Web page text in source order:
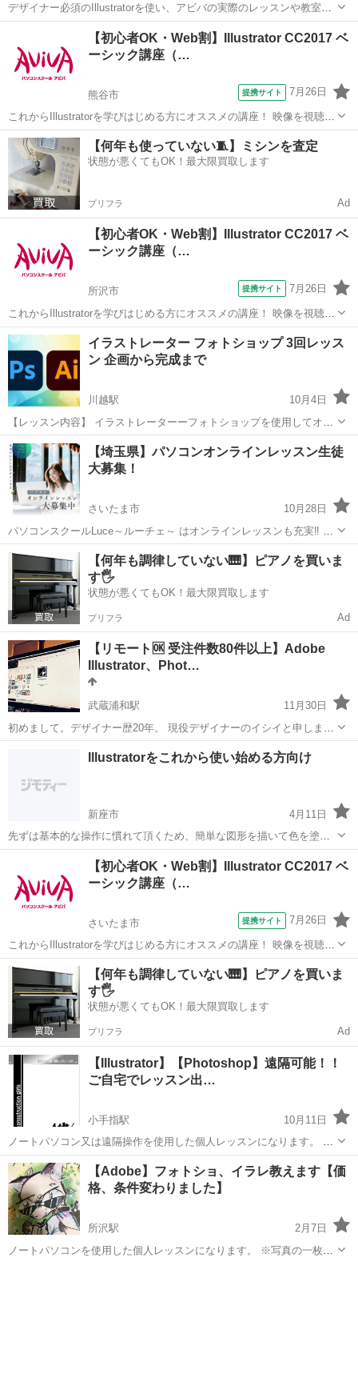
デザイナー必須のIllustratorを使い、アビバの実際のレッスンや教室の
雰囲気を無料で体験♪ ペンツール（ベジェ曲線）でのイラスト作成か
ら、Illustratorだからできるタイトルデコレーション術など、あなたに
合ったメ...
Illustrator
【初心者OK・Web割】Illustrator CC2017 ベ
ーシック講座（…
熊谷市 提携サイト 7月26日
これからIllustratorを学びはじめる方にオススメの講座！ 映像を視聴し
ながら操作を行い、操作の基本からIllustratorの醍醐味である図形やイ
ラストの描画、レイアウトの際に必用なスキルを学習していきます。
実際...
埼玉 熊谷市 Illustrator
【何年も使っていない🧵】ミシンを査定
状態が悪くてもOK！最大限買取します
プリフラ Ad
【初心者OK・Web割】Illustrator CC2017 ベ
ーシック講座（…
所沢市 提携サイト 7月26日
これからIllustratorを学びはじめる方にオススメの講座！ 映像を視聴し
ながら操作を行い、操作の基本からIllustratorの醍醐味である図形やイ
ラストの描画、レイアウトの際に必用なスキルを学習していきます。
実際...
埼玉 所沢市 Illustrator
イラストレーター フォトショップ 3回レッス
ン 企画から完成まで
川越駅
10月4日
【レッスン内容】 イラストレーターーフォトショップを使用してオリ
ジナルのデザインを教えます。1-3人での少人数制の3回レッスン開催
する内容となります。 操作から成果物の作成まで手とり足取り教えま
す。 ※ネットレッスンや大人数...
埼玉 川越市 川越駅 Illustrator レッスン
【埼玉県】パソコンオンラインレッスン生徒
大募集！
さいたま市
10月28日
パソコンスクールLuce～ルーチェ～ はオンラインレッスンも充実‼︎ ・
WEBデザイン ・WEBサイト制作 ・３Dグラフィック ・CAD その他オ
ンラインレッスン取り扱っております。 学ばれたい、身につけ...
埼玉 さいたま市 Illustrator オンライン
【何年も調律していない🎹】ピアノを買いま
す🖐️
状態が悪くてもOK！最大限買取します
プリフラ Ad
【リモート🆗 受注件数80件以上】Adobe
Illustrator、Phot…
武蔵浦和駅
11月30日
初めまして。デザイナー歴20年。 現役デザイナーのイシイと申しま
す。 WEB制作や動画制作など、だいぶ一般的な趣味や仕事になってき
ました。 有料でセミナーや教室も多く開かれ、通う人も多いかと思い
武蔵浦和駅 Illustrator
Illustratorをこれから使い始める方向け
新座市
4月11日
先ずは基本的な操作に慣れて頂くため、簡単な図形を描いて色を塗る
ところから始めます。Illustrator
【初心者OK・Web割】Illustrator CC2017 ベ
ーシック講座（…
さいたま市 提携サイト 7月26日
これからIllustratorを学びはじめる方にオススメの講座！ 映像を視聴し
ながら操作を行い、操作の基本からIllustratorの醍醐味である図形やイ
ラストの描画、レイアウトの際に必用なスキルを学習していきます。
実際...
埼玉 さいたま市 Illustrator
【何年も調律していない🎹】ピアノを買いま
す🖐️
状態が悪くてもOK！最大限買取します
プリフラ Ad
【Illustrator】【Photoshop】遠隔可能！！
ご自宅でレッスン出…
小手指駅
10月11日
ノートパソコン又は遠隔操作を使用した個人レッスンになります。 興
味のある方は是非お問い合わせ下さい。 やりたい事を絞って受講いた
だきますとだいたい皆さま1日で自習したいと言って下さいます。 ま
ねきやでは以下の指導を致して...
埼玉 所沢市 小手指駅 Illustrator
【Adobe】フォトショ、イラレ教えます【価
格、条件変わりました】
所沢駅
2月7日
ノートパソコンを使用した個人レッスンになります。 ※写真の一枚目